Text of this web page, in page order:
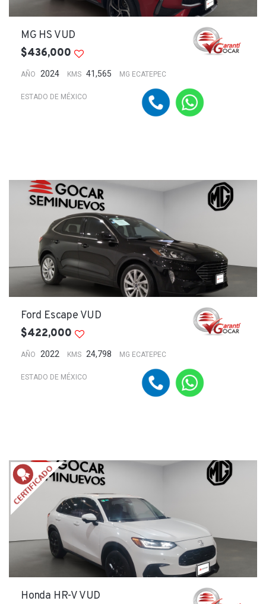
MG HS VUD
$436,000
AÑO 2024 KMS 41,565 MG ECATEPEC
ESTADO DE MÉXICO
Ford Escape VUD
$422,000
AÑO 2022 KMS 24,798 MG ECATEPEC
ESTADO DE MÉXICO
Honda HR-V VUD